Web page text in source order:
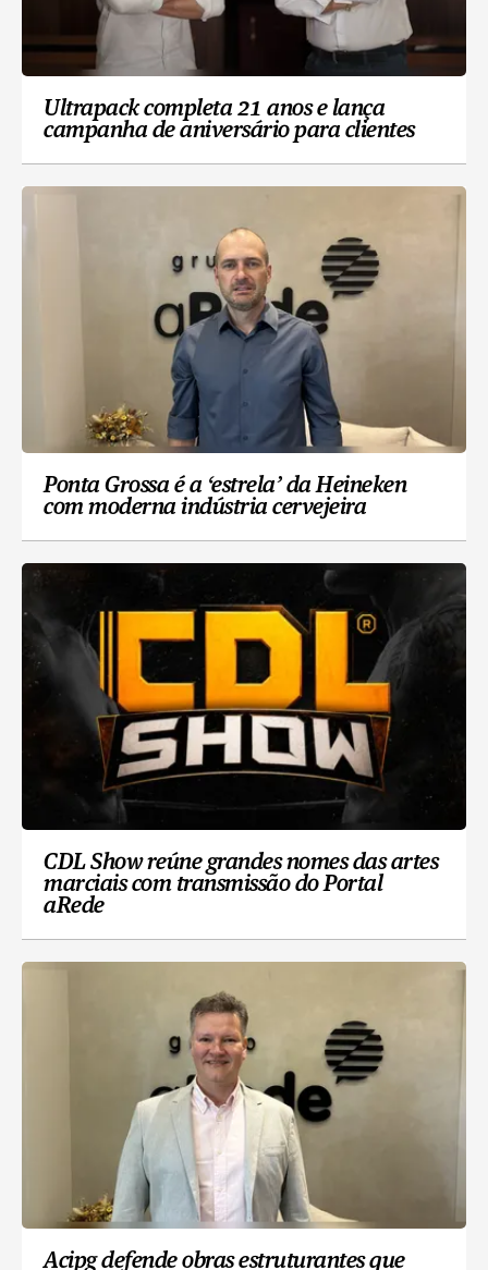
Ultrapack completa 21 anos e lança
campanha de aniversário para clientes
Ponta Grossa é a ‘estrela’ da Heineken
com moderna indústria cervejeira
CDL Show reúne grandes nomes das artes
marciais com transmissão do Portal
aRede
Acipg defende obras estruturantes que